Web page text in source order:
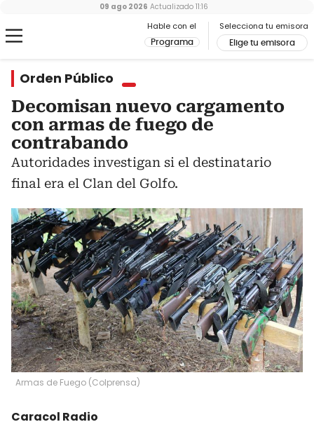
Hable con el
Programa
Selecciona tu emisora
Elige tu emisora
09 ago 2026 Actualizado 11:16
Orden Público
Decomisan nuevo cargamento
con armas de fuego de
contrabando
Autoridades investigan si el destinatario
final era el Clan del Golfo.
Armas de Fuego (Colprensa)
Caracol Radio